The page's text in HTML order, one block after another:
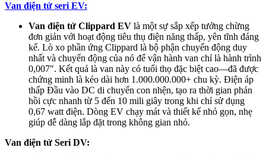
Van điện tử seri EV:
Van điện tử Clippard EV là một sự sắp xếp tưởng chừng
đơn giản với hoạt động tiêu thụ điện năng thấp, yên tĩnh đáng
kể. Lò xo phần ứng Clippard là bộ phận chuyển động duy
nhất và chuyển động của nó để vận hành van chỉ là hành trình
0,007". Kết quả là van này có tuổi thọ đặc biệt cao—đã được
chứng minh là kéo dài hơn 1.000.000.000+ chu kỳ. Điện áp
thấp Đầu vào DC di chuyển con nhện, tạo ra thời gian phản
hồi cực nhanh từ 5 đến 10 mili giây trong khi chỉ sử dụng
0,67 watt điện. Dòng EV chạy mát và thiết kế nhỏ gọn, nhẹ
giúp dễ dàng lắp đặt trong không gian nhỏ.
Van điện tử Seri DV: